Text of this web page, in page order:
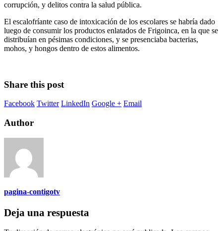
corrupción, y delitos contra la salud pública.
El escalofríante caso de intoxicación de los escolares se habría dado
luego de consumir los productos enlatados de Frigoinca, en la que se
distribuían en pésimas condiciones, y se presenciaba bacterias,
mohos, y hongos dentro de estos alimentos.
Share this post
Facebook Twitter LinkedIn Google + Email
Author
pagina-contigotv
Deja una respuesta